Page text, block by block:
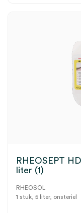
RHEOSEPT
liter (1)
RHEOSOL
1 stuk, 5 liter, onsteriel